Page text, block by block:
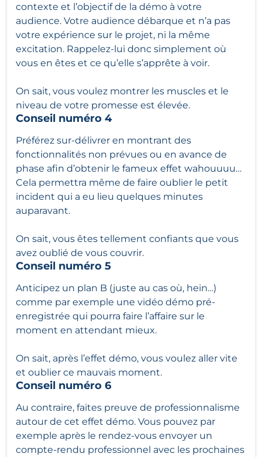
contexte et l’objectif de la démo à votre
audience. Votre audience débarque et n’a pas
votre expérience sur le projet, ni la même
excitation. Rappelez-lui donc simplement où
vous en êtes et ce qu’elle s’apprête à voir.
On sait, vous voulez montrer les muscles et le
niveau de votre promesse est élevée.
Conseil numéro 4
Préférez sur-délivrer en montrant des
fonctionnalités non prévues ou en avance de
phase afin d’obtenir le fameux effet wahouuuu…
Cela permettra même de faire oublier le petit
incident qui a eu lieu quelques minutes
auparavant.
On sait, vous êtes tellement confiants que vous
avez oublié de vous couvrir.
Conseil numéro 5
Anticipez un plan B (juste au cas où, hein…)
comme par exemple une vidéo démo pré-
enregistrée qui pourra faire l’affaire sur le
moment en attendant mieux.
On sait, après l’effet démo, vous voulez aller vite
et oublier ce mauvais moment.
Conseil numéro 6
Au contraire, faites preuve de professionnalisme
autour de cet effet démo. Vous pouvez par
exemple après le rendez-vous envoyer un
compte-rendu professionnel avec les prochaines